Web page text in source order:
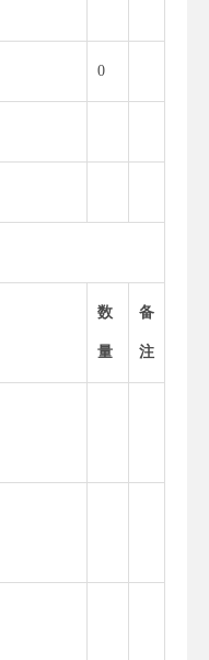
0
数
量
备
注